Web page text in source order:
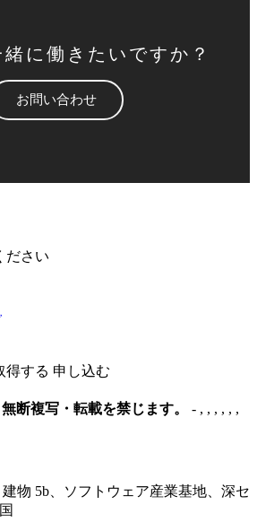
に働きたいですか？
お問い合わせ
ださい
得する 申し込む
断複写・転載を禁じます。 - , , , , , ,
物 5b、ソフトウェア産業基地、深セ